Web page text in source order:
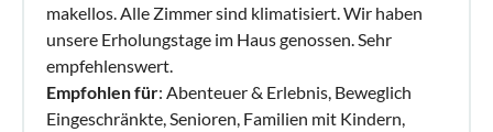
makellos. Alle Zimmer sind klimatisiert. Wir haben
unsere Erholungstage im Haus genossen. Sehr
empfehlenswert.
Empfohlen für: Abenteuer & Erlebnis, Beweglich
Eingeschränkte, Senioren, Familien mit Kindern,